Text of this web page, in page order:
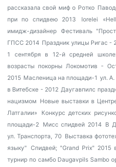
рассказала свой миф о Ротко
при по спидвею 2013
lorelei
имидж-дизайнер
Фестиваль
ГПСС 2014 Праздник улицы Ригас -
1 сентября в 12-й средней
возрасты покорны Локомотив -
2015 Масленица на площади-1 ул.
в Витебске - 2012 Даугавпилс
нацизмом Новые выставки в
Латгалии»
Конкурс детских
площади-2 Мисс спидвей 2014 В
ул. Транспорта, 70 Выставка
языку" Спидвей; "Grand Prix" 2015
турнир по самбо Daugavpils Sambo